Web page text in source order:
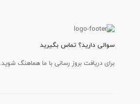
سوالی دارید؟ تماس بگیرید
برای دریافت بروز رسانی با ما هماهنگ شوید.